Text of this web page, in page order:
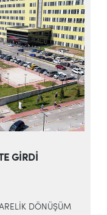
GİRDİ
DÖNÜŞÜM